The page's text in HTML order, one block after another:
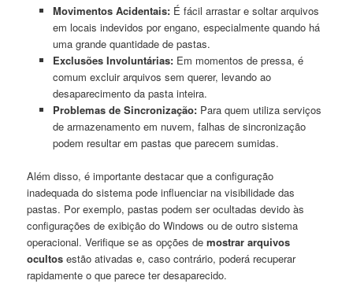
Movimentos ‌Acidentais:⁣É⁤ fácil arrastar e ⁢soltar arquivos
‌em locais indevidos por engano, especialmente quando há​
uma grande quantidade ⁣de pastas.
Exclusões Involuntárias:Em momentos de pressa, ‌é
⁢comum excluir ⁣arquivos sem querer, levando ao
desaparecimento da ‌pasta ⁢inteira.
Problemas de Sincronização:Para quem utiliza serviços
de​ armazenamento em nuvem,‍ falhas ⁣de sincronização
podem⁢ resultar em pastas ⁤que parecem sumidas.
Além disso, é importante destacar que ​a configuração
inadequada do sistema‍ pode influenciar ⁤na ⁢visibilidade ‌das
pastas.⁣ Por exemplo,⁤ pastas podem ser⁤ ocultadas devido ⁤às
configurações de exibição do Windows ou⁤ de outro sistema
‌operacional. ⁤Verifique se as opções demostrar arquivos
ocultos estão ativadas e, caso contrário, poderá recuperar
rapidamente o que parece ter desaparecido.